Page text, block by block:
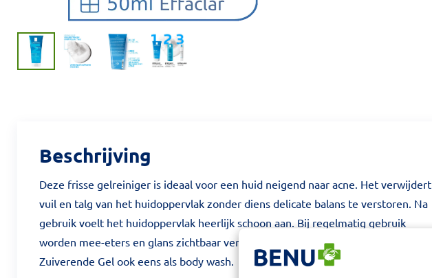
Beschrijving
Deze frisse gelreiniger is ideaal voor een huid neigend naar acne. Het verwijdert
vuil en talg van het huidoppervlak zonder diens delicate balans te verstoren. Na
gebruik voelt het huidoppervlak heerlijk schoon aan. Bij regelmatig gebruik
worden mee-eters en glans zichtbaar verminderd. Tip: gebruik Effaclar
Zuiverende Gel ook eens als body wash.